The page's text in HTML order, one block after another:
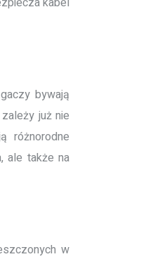
bywają
już nie
różnorodne
ale także na
w